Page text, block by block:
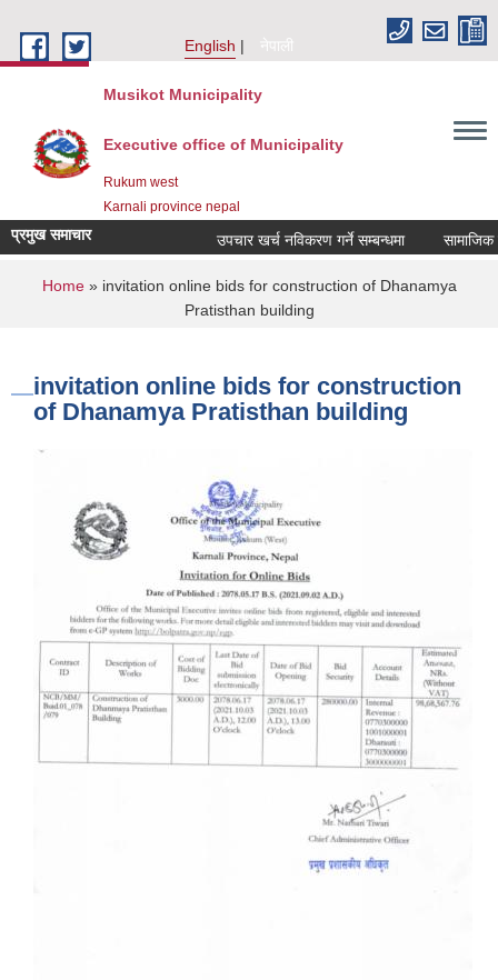
English
नेपाली
Musikot Municipality
Executive office of Municipality
Rukum west
Karnali province nepal
प्रमुख समाचार उपचार खर्च नविकरण गर्ने सम्बन्धमा
You are here
Home» invitation online bids for construction of Dhanamya
Pratisthan building
invitation online bids for construction
of Dhanamya Pratisthan building